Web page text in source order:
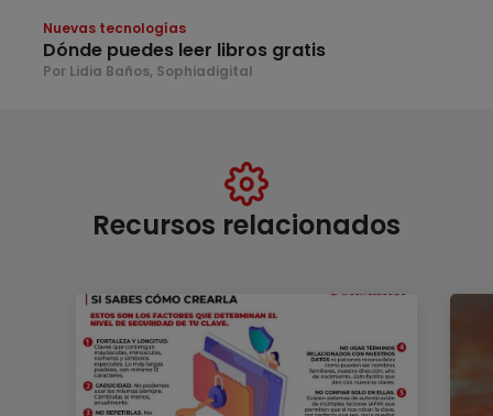
Nuevas tecnologías
Dónde puedes leer libros gratis
Por Lidia Baños, Sophiadigital
Recursos relacionados